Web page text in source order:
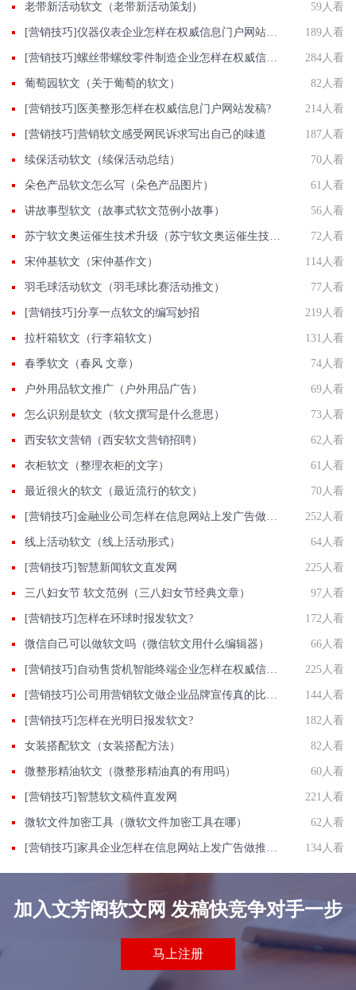
老带新活动软文（老带新活动策划） 59人看
[营销技巧]仪器仪表企业怎样在权威信息门户网站发稿? 189人看
[营销技巧]螺丝带螺纹零件制造企业怎样在权威信息门户网站发稿? 284人看
葡萄园软文（关于葡萄的软文） 82人看
[营销技巧]医美整形怎样在权威信息门户网站发稿? 214人看
[营销技巧]营销软文感受网民诉求写出自己的味道 187人看
续保活动软文（续保活动总结） 70人看
朵色产品软文怎么写（朵色产品图片） 61人看
讲故事型软文（故事式软文范例小故事） 56人看
苏宁软文奥运催生技术升级（苏宁软文奥运催生技术升级了吗） 72人看
宋仲基软文（宋仲基作文） 114人看
羽毛球活动软文（羽毛球比赛活动推文） 77人看
[营销技巧]分享一点软文的编写妙招 219人看
拉杆箱软文（行李箱软文） 131人看
春季软文（春风 文章） 74人看
户外用品软文推广（户外用品广告） 69人看
怎么识别是软文（软文撰写是什么意思） 73人看
西安软文营销（西安软文营销招聘） 62人看
衣柜软文（整理衣柜的文字） 61人看
最近很火的软文（最近流行的软文） 70人看
[营销技巧]金融业公司怎样在信息网站上发广告做推广提高产品知名度呢 252人看
线上活动软文（线上活动形式） 64人看
[营销技巧]智慧新闻软文直发网 225人看
三八妇女节 软文范例（三八妇女节经典文章） 97人看
[营销技巧]怎样在环球时报发软文? 172人看
微信自己可以做软文吗（微信软文用什么编辑器） 66人看
[营销技巧]自动售货机智能终端企业怎样在权威信息门户网站发稿? 225人看
[营销技巧]公司用营销软文做企业品牌宣传真的比较有效吗? 144人看
[营销技巧]怎样在光明日报发软文? 182人看
女装搭配软文（女装搭配方法） 82人看
微整形精油软文（微整形精油真的有用吗） 60人看
[营销技巧]智慧软文稿件直发网 221人看
微软文件加密工具（微软文件加密工具在哪） 62人看
[营销技巧]家具企业怎样在信息网站上发广告做推广提高产品知名度呢 134人看
加入文芳阁软文网 发稿快竞争对手一步
马上注册